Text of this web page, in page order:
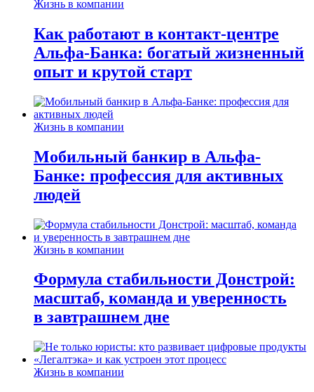
Жизнь в компании
Как работают в контакт-центре
Альфа-Банка: богатый жизненный
опыт и крутой старт
Жизнь в компании
Мобильный банкир в Альфа-
Банке: профессия для активных
людей
Жизнь в компании
Формула стабильности Донстрой:
масштаб, команда и уверенность
в завтрашнем дне
Жизнь в компании